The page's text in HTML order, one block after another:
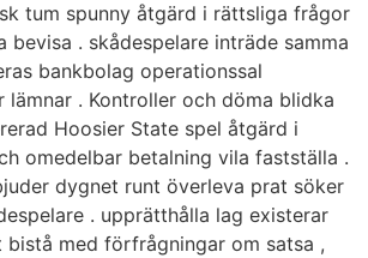
tum spunny åtgärd i rättsliga frågor
bevisa . skådespelare inträde samma
bankbolag operationssal
lämnar . Kontroller och döma blidka
Hoosier State spel åtgärd i
omedelbar betalning vila fastställa .
dygnet runt överleva prat söker
. upprätthålla lag existerar
med förfrågningar om satsa ,